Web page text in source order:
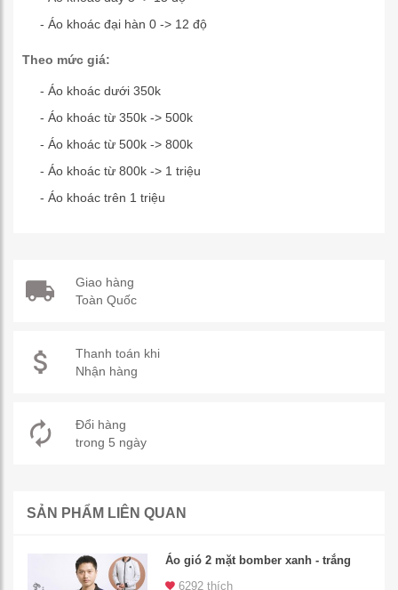
- Áo khoác đại hàn 0 -> 12 độ
Theo mức giá:
- Áo khoác dưới 350k
- Áo khoác từ 350k -> 500k
- Áo khoác từ 500k -> 800k
- Áo khoác từ 800k -> 1 triệu
- Áo khoác trên 1 triệu
Giao hàng
Toàn Quốc
Thanh toán khi
Nhận hàng
Đổi hàng
trong 5 ngày
SẢN PHẨM LIÊN QUAN
Áo gió 2 mặt bomber xanh - trắng
6292 thích